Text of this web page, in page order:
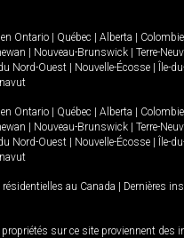
Ontario Québec Alberta
Nouveau-Brunswick
Terre-
Nord-Ouest Nouvelle-Écosse
Île-
Ontario Québec Alberta
Nouveau-Brunswick
Terre-
Nord-Ouest Nouvelle-Écosse
Île-
au Canada
Dernières
sur ce site proviennent des